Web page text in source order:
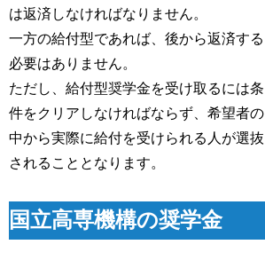
は返済しなければなりません。
一方の給付型であれば、後から返済する
必要はありません。
ただし、給付型奨学金を受け取るには条
件をクリアしなければならず、希望者の
中から実際に給付を受けられる人が選抜
されることとなります。
国立高専機構の奨学金